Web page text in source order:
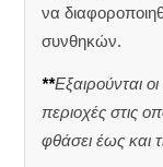
να
συνθηκών.
**Εξαιρούνται
περιοχές στις
φθάσει έως και